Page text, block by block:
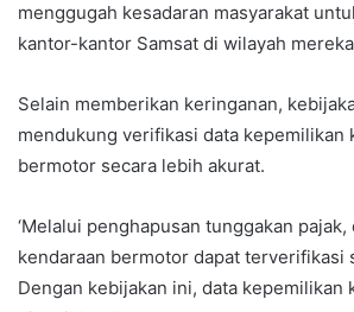
menggugah kesadaran masyarakat
kantor-kantor Samsat di wilayah
Selain memberikan keringanan,
mendukung verifikasi data kepemilikan
bermotor secara lebih akurat.
‘Melalui penghapusan tunggakan
kendaraan bermotor dapat terverifikasi
Dengan kebijakan ini, data kepemilikan